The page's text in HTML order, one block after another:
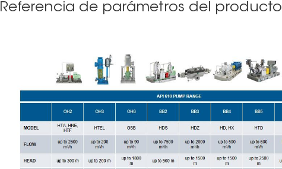
Referencia de parámetros del producto